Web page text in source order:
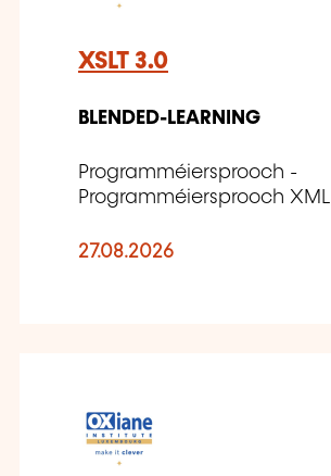
XSLT 3.0
BLENDED-LEARNING
Programméiersprooch -
Programméiersprooch XML
27.08.2026